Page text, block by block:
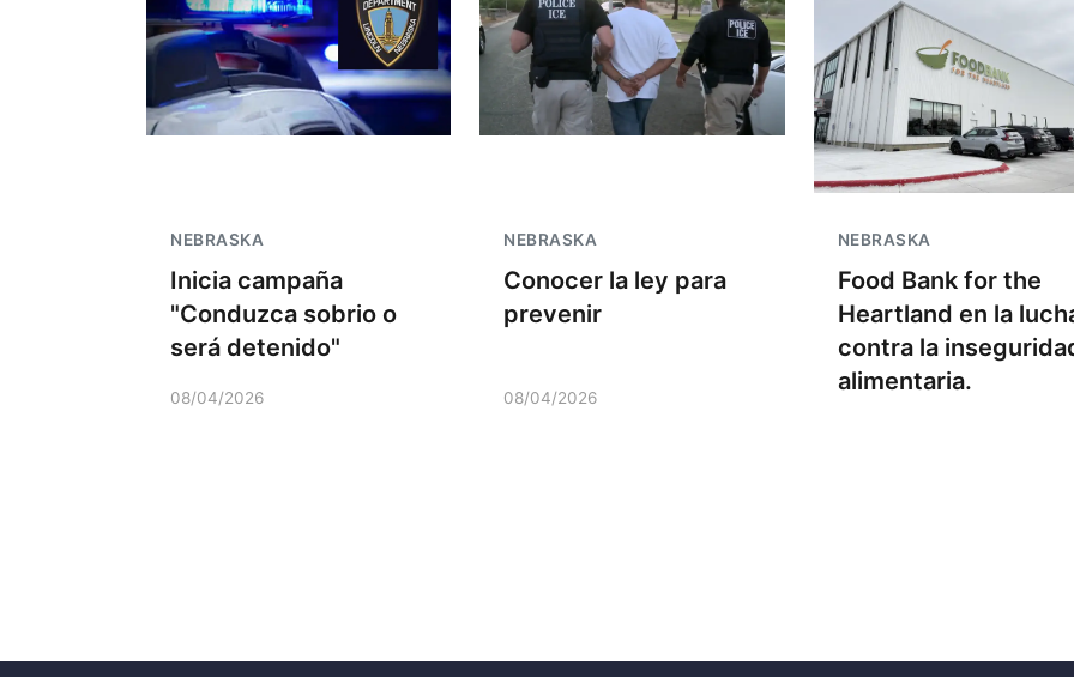
NEBRASKA
Inicia campaña
"Conduzca sobrio o
será detenido"
08/04/2026
NEBRASKA
Conocer la ley para
prevenir
08/04/2026
NEBRASKA
Food Bank for the
Heartland en la
contra la
alimentaria.